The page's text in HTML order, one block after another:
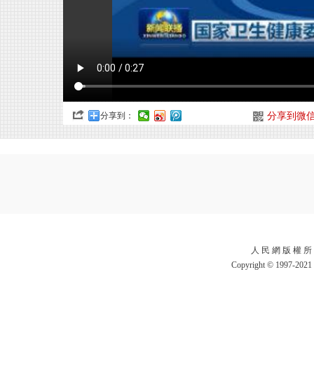
分享到： 分享到微
人 民 網 版 權
Copyright © 1997-2021